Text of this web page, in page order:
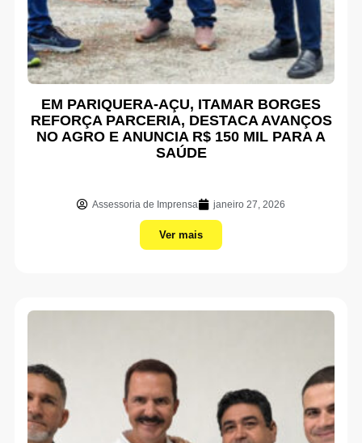
EM PARIQUERA-AÇU, ITAMAR BORGES
REFORÇA PARCERIA, DESTACA AVANÇOS
NO AGRO E ANUNCIA R$ 150 MIL PARA A
SAÚDE
Assessoria de Imprensa janeiro 27, 2026
Ver mais